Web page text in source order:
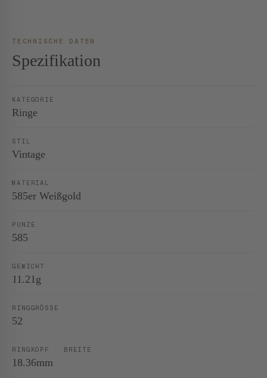
TECHNISCHE DATEN
Spezifikation
KATEGORIE
Ringe
STIL
Vintage
MATERIAL
585er Weißgold
PUNZE
585
GEWICHT
11.21g
RINGGRÖSSE
52
RINGKOPF · BREITE
18.36mm